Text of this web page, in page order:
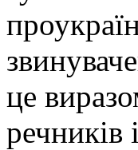
це
речників